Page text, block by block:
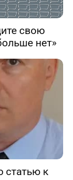
свою
нет»
статью к